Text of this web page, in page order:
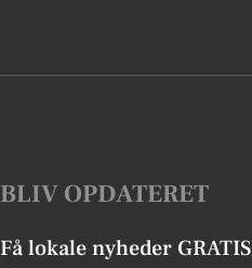
BLIV OPDATERET
Få lokale nyheder GRATIS